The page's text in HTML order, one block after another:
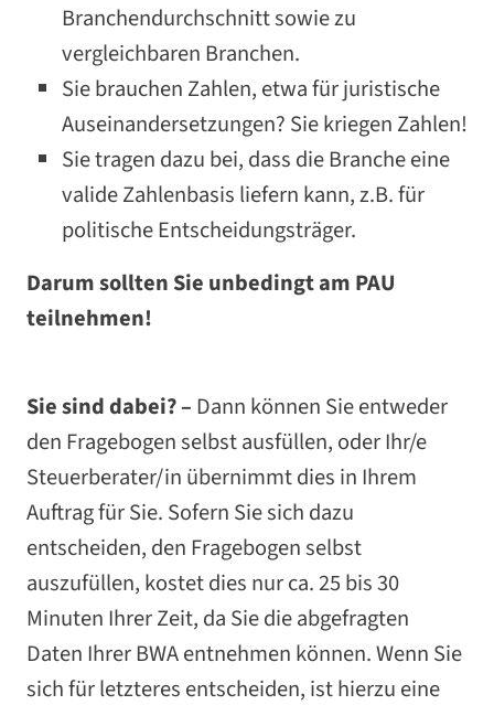
Branchendurchschnitt sowie zu
vergleichbaren Branchen.
Sie brauchen Zahlen, etwa für juristische
Auseinandersetzungen? Sie kriegen Zahlen!
Sie tragen dazu bei, dass die Branche eine
valide Zahlenbasis liefern kann, z.B. für
politische Entscheidungsträger.
Darum sollten Sie unbedingt am PAU
teilnehmen!
Sie sind dabei? – Dann können Sie entweder
den Fragebogen selbst ausfüllen, oder Ihr/e
Steuerberater/in übernimmt dies in Ihrem
Auftrag für Sie. Sofern Sie sich dazu
entscheiden, den Fragebogen selbst
auszufüllen, kostet dies nur ca. 25 bis 30
Minuten Ihrer Zeit, da Sie die abgefragten
Daten Ihrer BWA entnehmen können. Wenn Sie
sich für letzteres entscheiden, ist hierzu eine